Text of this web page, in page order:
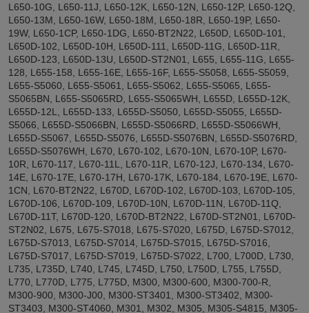
L650-10G, L650-11J, L650-12K, L650-12N, L650-12P, L650-12Q,
L650-13M, L650-16W, L650-18M, L650-18R, L650-19P, L650-
19W, L650-1CP, L650-1DG, L650-BT2N22, L650D, L650D-101,
L650D-102, L650D-10H, L650D-111, L650D-11G, L650D-11R,
L650D-123, L650D-13U, L650D-ST2N01, L655, L655-11G, L655-
128, L655-158, L655-16E, L655-16F, L655-S5058, L655-S5059,
L655-S5060, L655-S5061, L655-S5062, L655-S5065, L655-
S5065BN, L655-S5065RD, L655-S5065WH, L655D, L655D-12K,
L655D-12L, L655D-133, L655D-S5050, L655D-S5055, L655D-
S5066, L655D-S5066BN, L655D-S5066RD, L655D-S5066WH,
L655D-S5067, L655D-S5076, L655D-S5076BN, L655D-S5076RD,
L655D-S5076WH, L670, L670-102, L670-10N, L670-10P, L670-
10R, L670-117, L670-11L, L670-11R, L670-12J, L670-134, L670-
14E, L670-17E, L670-17H, L670-17K, L670-184, L670-19E, L670-
1CN, L670-BT2N22, L670D, L670D-102, L670D-103, L670D-105,
L670D-106, L670D-109, L670D-10N, L670D-11N, L670D-11Q,
L670D-11T, L670D-120, L670D-BT2N22, L670D-ST2N01, L670D-
ST2N02, L675, L675-S7018, L675-S7020, L675D, L675D-S7012,
L675D-S7013, L675D-S7014, L675D-S7015, L675D-S7016,
L675D-S7017, L675D-S7019, L675D-S7022, L700, L700D, L730,
L735, L735D, L740, L745, L745D, L750, L750D, L755, L755D,
L770, L770D, L775, L775D, M300, M300-600, M300-700-R,
M300-900, M300-J00, M300-ST3401, M300-ST3402, M300-
ST3403, M300-ST4060, M301, M302, M305, M305-S4815, M305-